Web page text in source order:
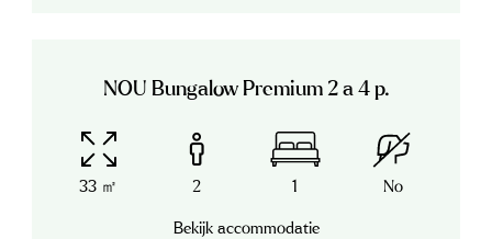
NOU Bungalow Premium 2 a 4 p.
33 ㎡ 2 1 No
Bekijk accommodatie